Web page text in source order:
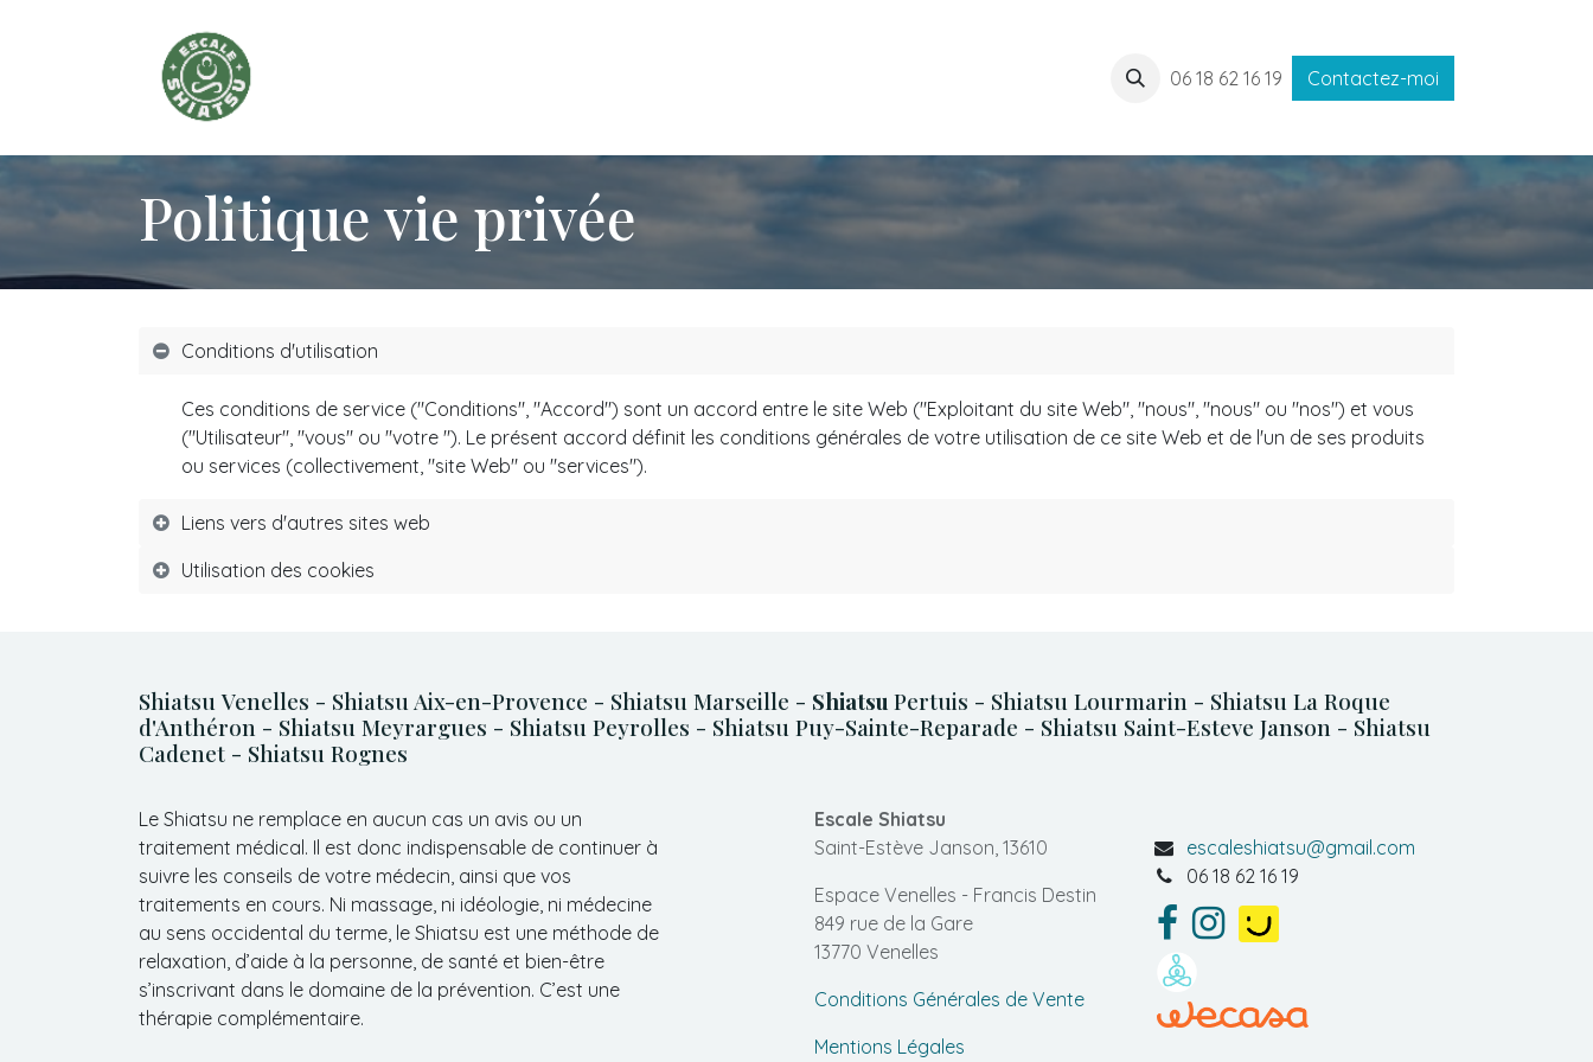
06 18 62 16 19 Contactez-moi
Politique vie privée
Conditions d'utilisation
Ces conditions de service ("Conditions", "Accord") sont un accord entre le site Web ("Exploitant du site Web", "nous", "nous" ou "nos") et vous
("Utilisateur", "vous" ou "votre "). Le présent accord définit les conditions générales de votre utilisation de ce site Web et de l'un de ses produits
ou services (collectivement, "site Web" ou "services").
Liens vers d'autres sites web
Utilisation des cookies
Shiatsu Venelles - Shiatsu Aix-en-Provence - Shiatsu Marseille - Shiatsu Pertuis - Shiatsu Lourmarin - Shiatsu La Roque
d'Anthéron - Shiatsu Meyrargues - Shiatsu Peyrolles - Shiatsu Puy-Sainte-Reparade - Shiatsu Saint-Esteve Janson - Shiatsu
Cadenet - Shiatsu Rognes
Le Shiatsu ne remplace en aucun cas un avis ou un
traitement médical. Il est donc indispensable de continuer à
suivre les conseils de votre médecin, ainsi que vos
traitements en cours. Ni massage, ni idéologie, ni médecine
au sens occidental du terme, le Shiatsu est une méthode de
relaxation, d’aide à la personne, de santé et bien-être
s’inscrivant dans le domaine de la prévention. C’est une
thérapie complémentaire.
Escale Shiatsu
Saint-Estève Janson, 13610
Espace Venelles - Francis Destin
849 rue de la Gare
13770 Venelles
Conditions Générales de Vente
Mentions Légales
escaleshiatsu@gmail.com
06 18 62 16 19